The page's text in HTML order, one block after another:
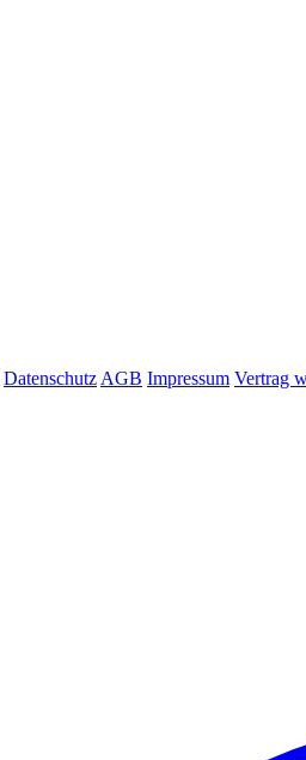
DatenschutzAGB Impressum Vertrag